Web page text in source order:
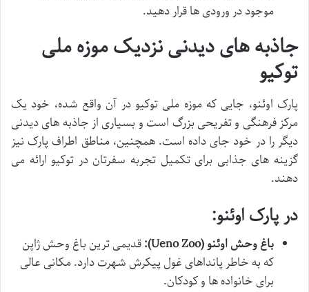
موجود در ورودی ها قرار دهید.
جاذبه های دیدنی نزدیک موزه ملی
توکیو
پارک اوئنو، جایی که موزه ملی توکیو در آن واقع شده، خود یک
مرکز فرهنگی و تفریحی بزرگ است و بسیاری از جاذبه های دیدنی
دیگر را در خود جای داده است. همچنین، مناطق اطراف پارک نیز
گزینه های جذابی برای تکمیل تجربه سفرتان در توکیو ارائه می
دهند.
در پارک اوئنو:
باغ وحش اوئنو (Ueno Zoo):
قدیمی ترین باغ وحش ژاپن
که به خاطر پانداهای غول پیکرش شهرت دارد. مکانی عالی
برای خانواده ها و کودکان.